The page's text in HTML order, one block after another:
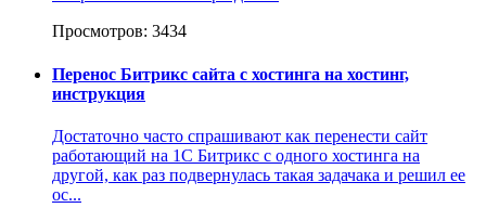
Просмотров: 3434
Перенос Битрикс сайта с хостинга на хостинг,
инструкция
Достаточно часто спрашивают как перенести сайт
работающий на 1С Битрикс с одного хостинга на
другой, как раз подвернулась такая задачака и решил ее
ос...